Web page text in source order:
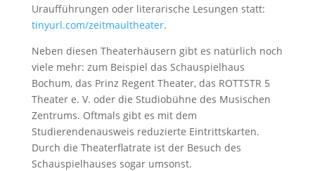
Uraufführungen oder literarische Lesungen statt:
tinyurl.com/zeitmaultheater.
Neben diesen Theaterhäusern gibt es natürlich noch
viele mehr: zum Beispiel das Schauspielhaus
Bochum, das Prinz Regent Theater, das ROTTSTR 5
Theater e. V. oder die Studiobühne des Musischen
Zentrums. Oftmals gibt es mit dem
Studierendenausweis reduzierte Eintrittskarten.
Durch die Theaterflatrate ist der Besuch des
Schauspielhauses sogar umsonst.